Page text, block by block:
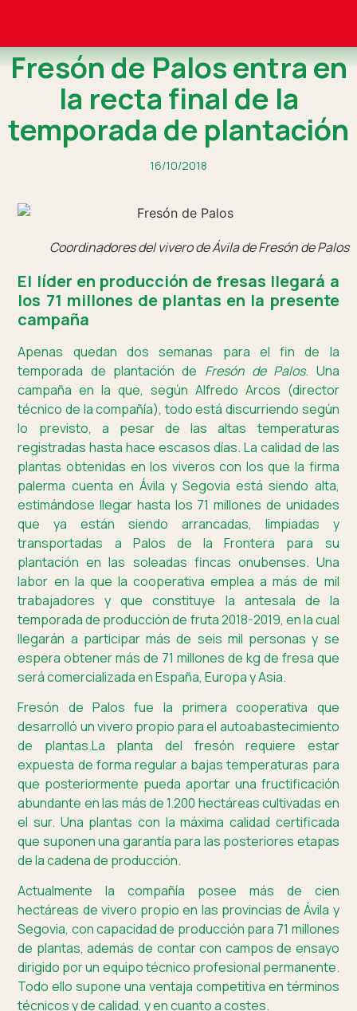
Fresón de Palos entra en
la recta final de la
temporada de plantación
16/10/2018
Coordinadores del vivero de Ávila de Fresón de Palos
El líder en producción de fresas llegará a
los 71 millones de plantas en la presente
campaña
Apenas quedan dos semanas para el fin de la
temporada de plantación de Fresón de Palos. Una
campaña en la que, según Alfredo Arcos (director
técnico de la compañía), todo está discurriendo según
lo previsto, a pesar de las altas temperaturas
registradas hasta hace escasos días. La calidad de las
plantas obtenidas en los viveros con los que la firma
palerma cuenta en Ávila y Segovia está siendo alta,
estimándose llegar hasta los 71 millones de unidades
que ya están siendo arrancadas, limpiadas y
transportadas a Palos de la Frontera para su
plantación en las soleadas fincas onubenses. Una
labor en la que la cooperativa emplea a más de mil
trabajadores y que constituye la antesala de la
temporada de producción de fruta 2018-2019, en la cual
llegarán a participar más de seis mil personas y se
espera obtener más de 71 millones de kg de fresa que
será comercializada en España, Europa y Asia.
Fresón de Palos fue la primera cooperativa que
desarrolló un vivero propio para el autoabastecimiento
de plantas.La planta del fresón requiere estar
expuesta de forma regular a bajas temperaturas para
que posteriormente pueda aportar una fructificación
abundante en las más de 1.200 hectáreas cultivadas en
el sur. Una plantas con la máxima calidad certificada
que suponen una garantía para las posteriores etapas
de la cadena de producción.
Actualmente la compañía posee más de cien
hectáreas de vivero propio en las provincias de Ávila y
Segovia, con capacidad de producción para 71 millones
de plantas, además de contar con campos de ensayo
dirigido por un equipo técnico profesional permanente.
Todo ello supone una ventaja competitiva en términos
técnicos y de calidad, y en cuanto a costes.